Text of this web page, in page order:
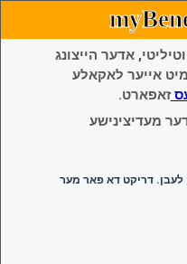
אדער הייצונג
אייער לאקאלע
זאפארט.
מעדיצינישע
לעבן. דריקט דא פאר מער